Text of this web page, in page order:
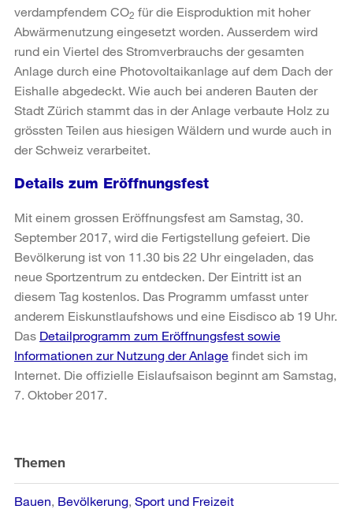
verdampfendem CO2 für die Eisproduktion mit hoher
Abwärmenutzung eingesetzt worden. Ausserdem wird
rund ein Viertel des Stromverbrauchs der gesamten
Anlage durch eine Photovoltaikanlage auf dem Dach der
Eishalle abgedeckt. Wie auch bei anderen Bauten der
Stadt Zürich stammt das in der Anlage verbaute Holz zu
grössten Teilen aus hiesigen Wäldern und wurde auch in
der Schweiz verarbeitet.
Details zum Eröffnungsfest
Mit einem grossen Eröffnungsfest am Samstag, 30.
September 2017, wird die Fertigstellung gefeiert. Die
Bevölkerung ist von 11.30 bis 22 Uhr eingeladen, das
neue Sportzentrum zu entdecken. Der Eintritt ist an
diesem Tag kostenlos. Das Programm umfasst unter
anderem Eiskunstlaufshows und eine Eisdisco ab 19 Uhr.
Das Detailprogramm zum Eröffnungsfest sowie
Informationen zur Nutzung der Anlage findet sich im
Internet. Die offizielle Eislaufsaison beginnt am Samstag,
7. Oktober 2017.
Informationen
Themen
Bauen Bevölkerung Sport und Freizeit